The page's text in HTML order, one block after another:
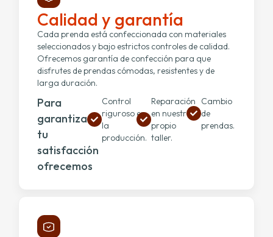
Calidad y garantía
Cada prenda está confeccionada con materiales
seleccionados y bajo estrictos controles de calidad.
Ofrecemos garantía de confección para que
disfrutes de prendas cómodas, resistentes y de
larga duración.
Para
garantizar
tu
satisfacción
ofrecemos
Control
riguroso en
la
producción.
Reparación
en nuestro
propio
taller.
Cambio
de
prendas.